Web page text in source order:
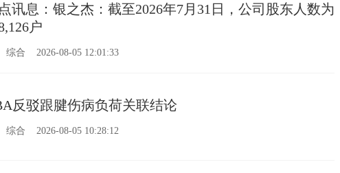
讯息：银之杰：截至2026年7月31日，公司股东人数为
户
综合 2026-08-05 12:01:33
反驳跟腱伤病负荷关联结论
综合 2026-08-05 10:28:12